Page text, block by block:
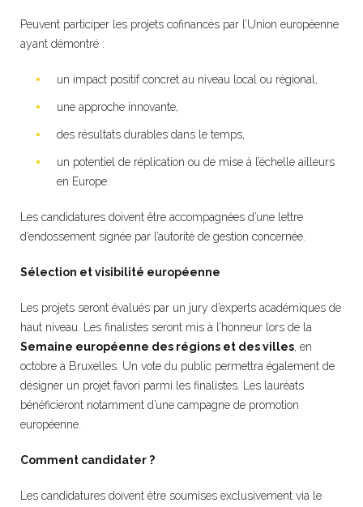
Peuvent participer les projets cofinancés par l’Union européenne
ayant démontré :
un impact positif concret au niveau local ou régional,
une approche innovante,
des résultats durables dans le temps,
un potentiel de réplication ou de mise à l’échelle ailleurs
en Europe.
Les candidatures doivent être accompagnées d’une lettre
d’endossement signée par l’autorité de gestion concernée.
Sélection et visibilité européenne
Les projets seront évalués par un jury d’experts académiques de
haut niveau. Les finalistes seront mis à l’honneur lors de la
Semaine européenne des régions et des villes, en
octobre à Bruxelles. Un vote du public permettra également de
désigner un projet favori parmi les finalistes. Les lauréats
bénéficieront notamment d’une campagne de promotion
européenne.
Comment candidater ?
Les candidatures doivent être soumises exclusivement via le